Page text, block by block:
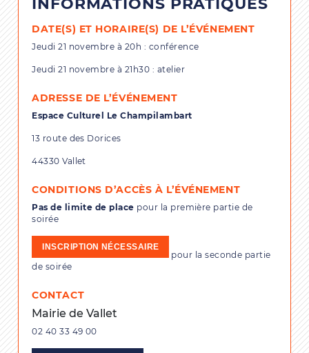
INFORMATIONS PRATIQUES
DATE(S) ET HORAIRE(S) DE L’ÉVÉNEMENT
Jeudi 21 novembre à 20h : conférence
Jeudi 21 novembre à 21h30 : atelier
ADRESSE DE L’ÉVÉNEMENT
Espace Culturel Le Champilambart
13 route des Dorices
44330 Vallet
CONDITIONS D’ACCÈS À L’ÉVÉNEMENT
Pas de limite de place pour la première partie de
soirée
INSCRIPTION NÉCESSAIRE
pour la seconde partie
de soirée
CONTACT
Mairie de Vallet
02 40 33 49 00